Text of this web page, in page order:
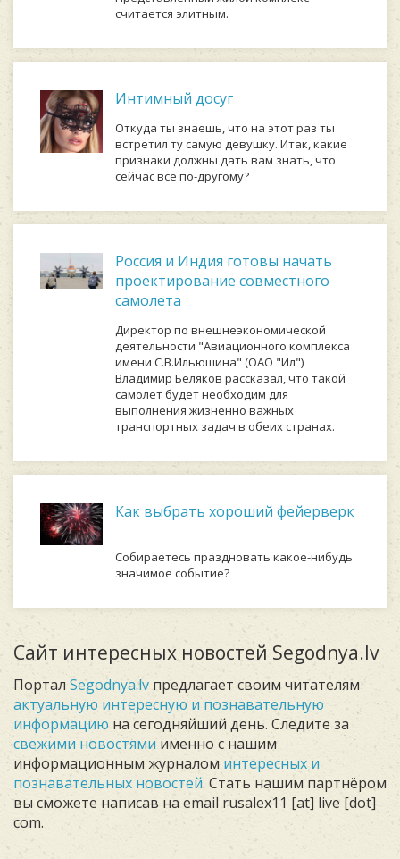
считается элитным.
Интимный досуг
Откуда ты знаешь, что на этот раз ты
встретил ту самую девушку. Итак, какие
признаки должны дать вам знать, что
сейчас все по-другому?
Россия и Индия готовы начать
проектирование совместного
самолета
Директор по внешнеэкономической
деятельности "Авиационного комплекса
имени С.В.Ильюшина" (ОАО "Ил")
Владимир Беляков рассказал, что такой
самолет будет необходим для
выполнения жизненно важных
транспортных задач в обеих странах.
Как выбрать хороший фейерверк
Собираетесь праздновать какое-нибудь
значимое событие?
Сайт интересных новостей Segodnya.lv
Портал Segodnya.lv предлагает своим читателям
актуальную интересную и познавательную
информацию на сегодняйший день. Следите за
свежими новостями именно с нашим
информационным журналом интересных и
познавательных новостей. Стать нашим партнёром
вы сможете написав на email rusalex11 [at] live [dot]
com.